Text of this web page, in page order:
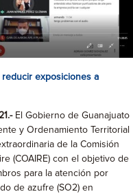
exposiciones a
El Gobierno de Guanajuato
y Ordenamiento Territorial
de la Comisión
(COAIRE) con el objetivo de
para la atención por
de azufre (SO2) en